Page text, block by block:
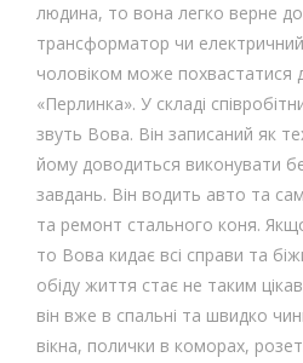
людина, то вона легко верне
трансформатор чи
чоловіком може похвастатися
«Перлинка». У складі
звуть Вова. Він записаний як
йому доводиться виконувати
завдань. Він водить авто та
та ремонт стального коня.
то Вова кидає всі справи та
обіду життя стає не таким
він вже в спальні та швидко
вікна, полички в коморах,